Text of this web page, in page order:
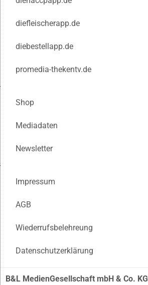
diefleischerapp.de
diebestellapp.de
promedia-thekentv.de
Shop
Mediadaten
Newsletter
Impressum
AGB
Wiederrufsbelehreung
Datenschutzerklärung
B&L MedienGesellschaft mbH & Co. KG